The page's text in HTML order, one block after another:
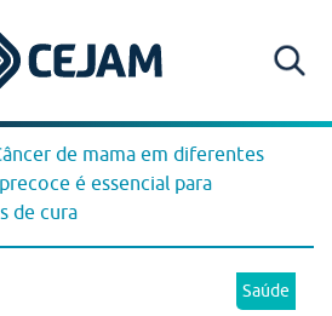
de mama em diferentes
é essencial para
de cura
Saúde